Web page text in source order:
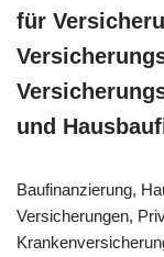
für
und
Baufinanzierung,
Versicherungen,